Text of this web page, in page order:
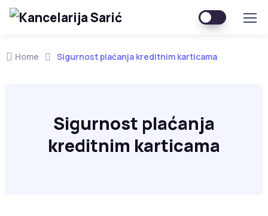
Home Sigurnost plaćanja kreditnim karticama
Sigurnost plaćanja
kreditnim karticama